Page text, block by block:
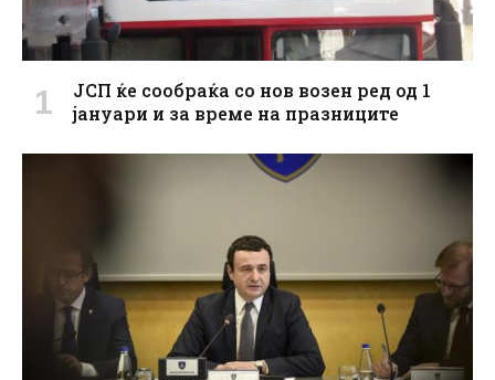
ЈСП ќе сообраќа со нов возен ред од 1
јануари и за време на празниците